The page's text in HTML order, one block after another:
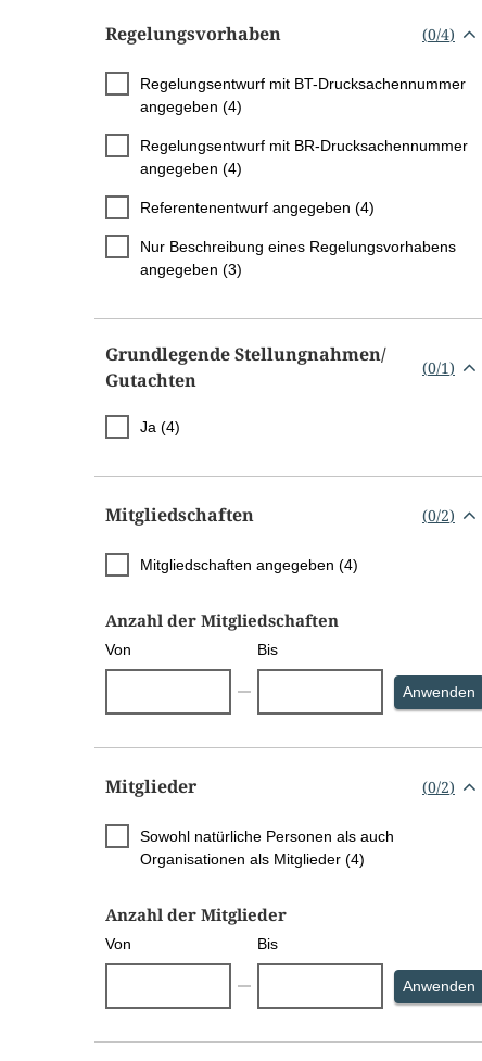
Regelungsvorhaben (0/4)
Regelungsentwurf mit BT-Drucksachennummer
angegeben (4)
Regelungsentwurf mit BR-Drucksachennummer
angegeben (4)
Referentenentwurf angegeben (4)
Nur Beschreibung eines Regelungsvorhabens
angegeben (3)
Grundlegende Stellungnahmen/​
Gutachten
(0/1)
Ja (4)
Mitgliedschaften (0/2)
Mitgliedschaften angegeben (4)
Anzahl der Mitgliedschaften
Von Bis
Anwenden
Mitglieder (0/2)
Sowohl natürliche Personen als auch
Organisationen als Mitglieder (4)
Anzahl der Mitglieder
Von Bis
Anwenden